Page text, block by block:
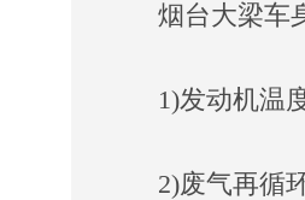
烟台大梁车身
1)发动机温
2)废气再循环